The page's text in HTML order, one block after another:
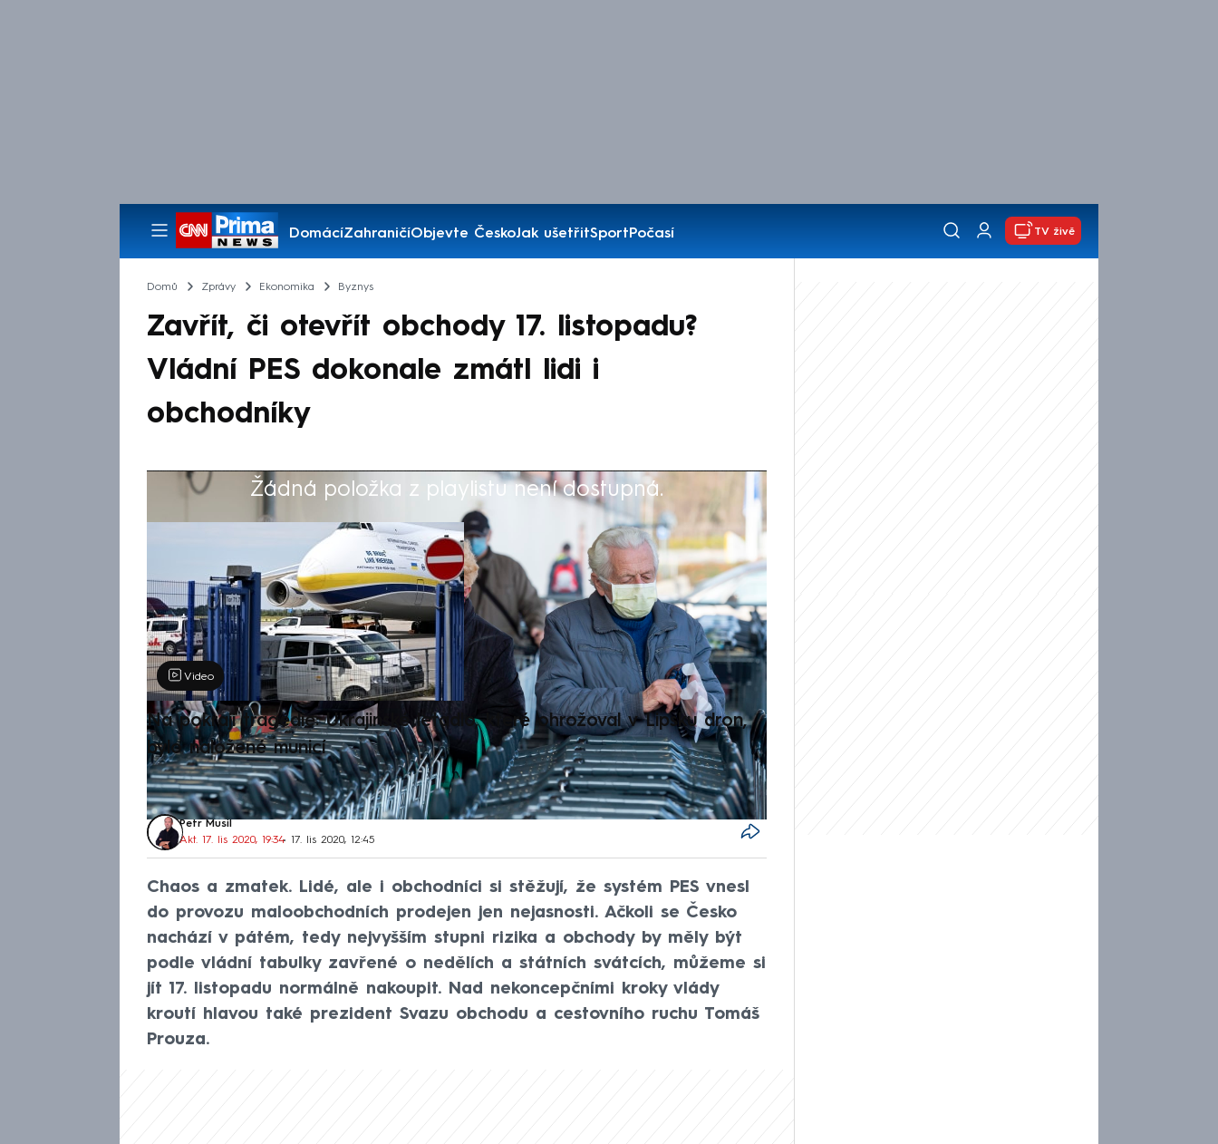
DomácíZahraničíObjevte ČeskoJak ušetřitSportPočasí
Pořady
TV živě
Domů Zprávy Ekonomika Byznys
Zavřít, či otevřít obchody 17. listopadu?
Vládní PES dokonale zmátl lidi i
obchodníky
Žádná položka z playlistu není dostupná.
Výběr redakce
Video
Na pokraji tragédie: Ukrajinské letadlo, které ohrožoval v Lipsku dron,
bylo naložené municí
Petr Musil
Akt. 17. lis 2020, 19:34• 17. lis 2020, 12:45
Chaos a zmatek. Lidé, ale i obchodníci si stěžují, že systém PES vnesl
do provozu maloobchodních prodejen jen nejasnosti. Ačkoli se Česko
nachází v pátém, tedy nejvyšším stupni rizika a obchody by měly být
podle vládní tabulky zavřené o nedělích a státních svátcích, můžeme si
jít 17. listopadu normálně nakoupit. Nad nekoncepčními kroky vlády
kroutí hlavou také prezident Svazu obchodu a cestovního ruchu Tomáš
Prouza.